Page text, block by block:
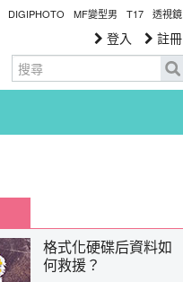
DIGIPHOTO MF變型男 T17 透視鏡
登入 註冊
格式化硬碟后資料如
何救援？